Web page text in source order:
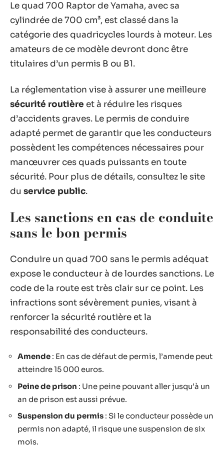
Le quad 700 Raptor de Yamaha, avec sa
cylindrée de 700 cm³, est classé dans la
catégorie des quadricycles lourds à moteur. Les
amateurs de ce modèle devront donc être
titulaires d’un permis B ou B1.
La réglementation vise à assurer une meilleure
sécurité routière et à réduire les risques
d’accidents graves. Le permis de conduire
adapté permet de garantir que les conducteurs
possèdent les compétences nécessaires pour
manœuvrer ces quads puissants en toute
sécurité. Pour plus de détails, consultez le site
du service public.
Les sanctions en cas de conduite
sans le bon permis
Conduire un quad 700 sans le permis adéquat
expose le conducteur à de lourdes sanctions. Le
code de la route est très clair sur ce point. Les
infractions sont sévèrement punies, visant à
renforcer la sécurité routière et la
responsabilité des conducteurs.
Amende : En cas de défaut de permis, l’amende peut
atteindre 15 000 euros.
Peine de prison : Une peine pouvant aller jusqu’à un
an de prison est aussi prévue.
Suspension du permis : Si le conducteur possède un
permis non adapté, il risque une suspension de six
mois.